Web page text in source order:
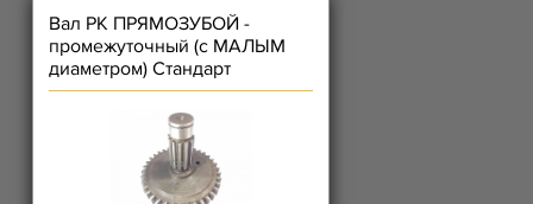
Вал РК ПРЯМОЗУБОЙ -
промежуточный (с МАЛЫМ
диаметром) Стандарт